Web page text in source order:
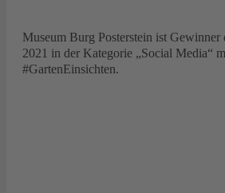
Museum Burg Posterstein ist Gewinner
2021 in der Kategorie „Social Media“
#GartenEinsichten.